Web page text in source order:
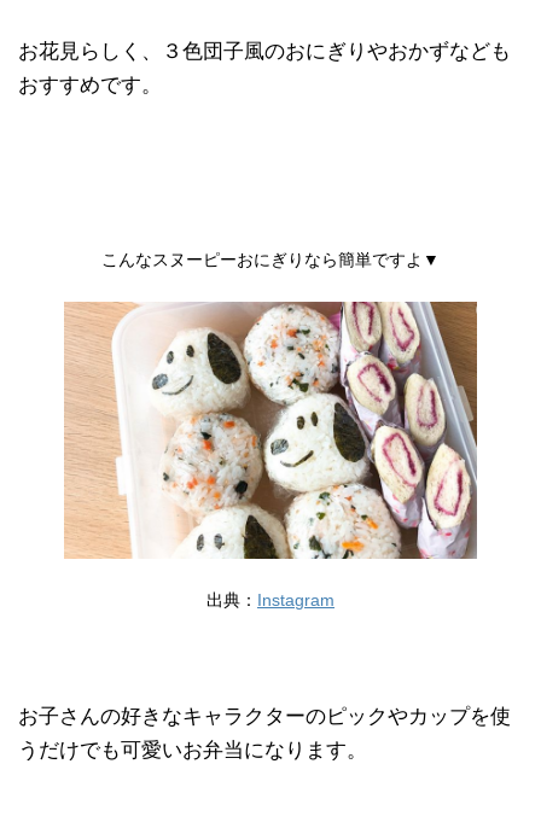
お花見らしく、３色団子風のおにぎりやおかずなども
おすすめです。
こんなスヌーピーおにぎりなら簡単ですよ▼
出典： Instagram
お子さんの好きなキャラクターのピックやカップを使
うだけでも可愛いお弁当になります。